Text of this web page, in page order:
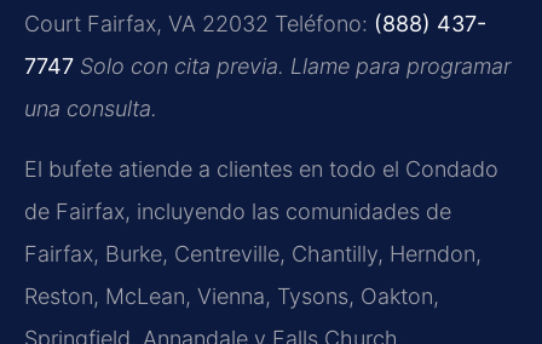
Court Fairfax, VA 22032 Teléfono: (888) 437-
7747 Solo con cita previa. Llame para programar
una consulta.
El bufete atiende a clientes en todo el Condado
de Fairfax, incluyendo las comunidades de
Fairfax, Burke, Centreville, Chantilly, Herndon,
Reston, McLean, Vienna, Tysons, Oakton,
Springfield, Annandale y Falls Church.